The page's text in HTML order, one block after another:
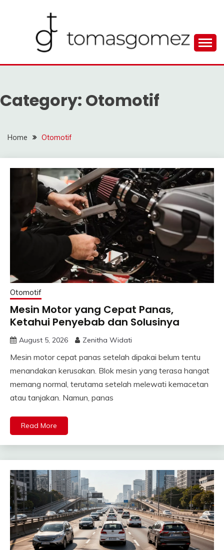
TOMAGOMEZ
Category: Otomotif
Home Otomotif
Otomotif
Mesin Motor yang Cepat Panas,
Ketahui Penyebab dan Solusinya
August 5, 2026 Zenitha Widati
Mesin motor cepat panas setelah dipakai belum tentu
menandakan kerusakan. Blok mesin yang terasa hangat
memang normal, terutama setelah melewati kemacetan
atau tanjakan. Namun, panas
Read More